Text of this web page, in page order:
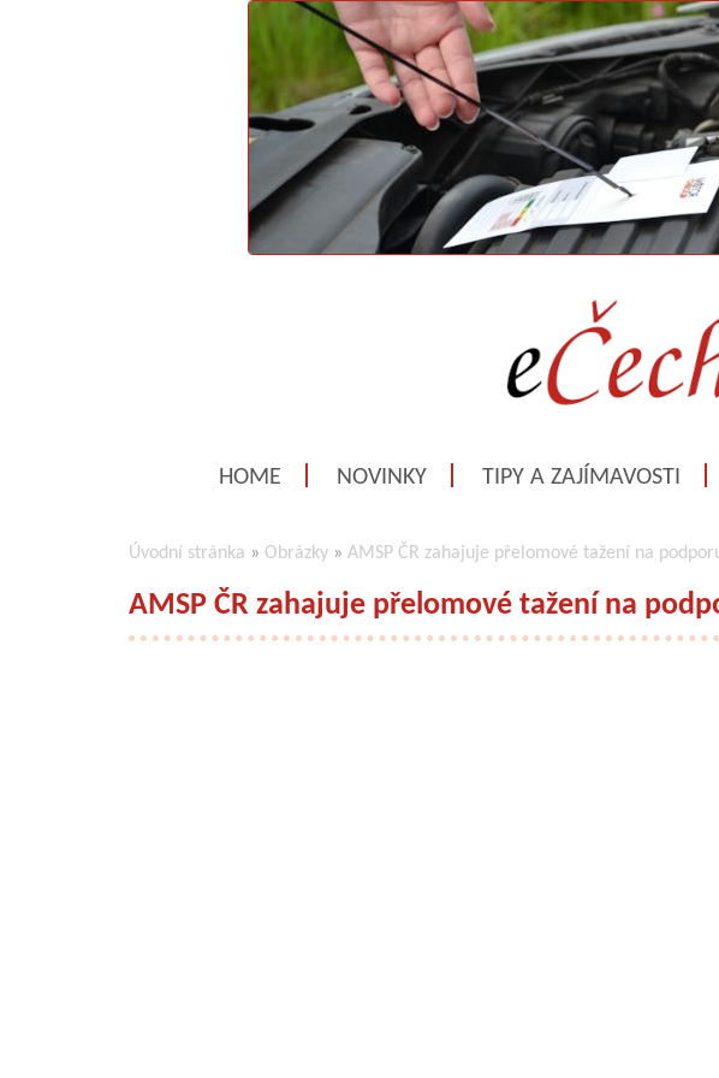
HOME NOVINKY TIPY A ZAJÍMAVOSTI
Úvodní stránka » Obrázky » AMSP ČR zahajuje přelomové tažení na
AMSP ČR zahajuje přelomové tažení na